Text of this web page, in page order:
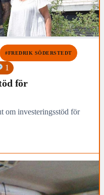
#FREDRIK SÖDERSTEDT
1
för
om investeringsstöd för